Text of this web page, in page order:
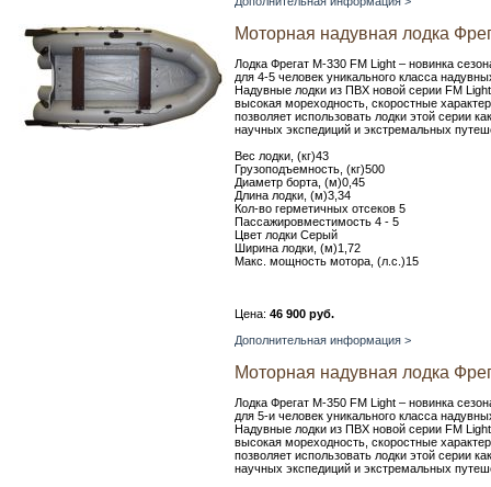
Моторная надувная лодка
Лодка Фрегат М-330 FM Light – новинка
для 4-5 человек уникального класса
Надувные лодки из ПВХ новой серии FM
высокая мореходность, скоростные
позволяет использовать лодки этой серии
научных экспедиций и экстремальных
Вес лодки, (кг)43
Грузоподъемность, (кг)500
Диаметр борта, (м)0,45
Длина лодки, (м)3,34
Кол-во герметичных отсеков 5
Пассажировместимость 4 - 5
Цвет лодки Серый
Ширина лодки, (м)1,72
Макс. мощность мотора, (л.с.)15
Цена: 46 900 руб.
Дополнительная информация >
Моторная надувная лодка
Лодка Фрегат М-350 FM Light – новинка
для 5-и человек уникального класса
Надувные лодки из ПВХ новой серии FM
высокая мореходность, скоростные
позволяет использовать лодки этой серии
научных экспедиций и экстремальных